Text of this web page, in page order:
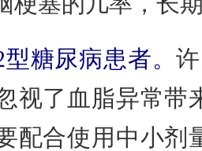
型糖尿病患者。
视了血脂异常带
配合使用中小剂